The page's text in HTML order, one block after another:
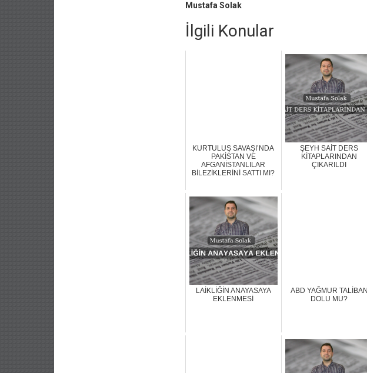
Mustafa Solak
İlgili Konular
KURTULUŞ SAVAŞI’NDA
PAKİSTAN VE
AFGANİSTANLILAR
BİLEZİKLERİNİ SATTI MI?
ŞEYH SAİT DERS
KİTAPLARINDAN
ÇIKARILDI
LAİKLİĞİN ANAYASAYA
EKLENMESİ
ABD YAĞMUR TALİBAN
DOLU MU?